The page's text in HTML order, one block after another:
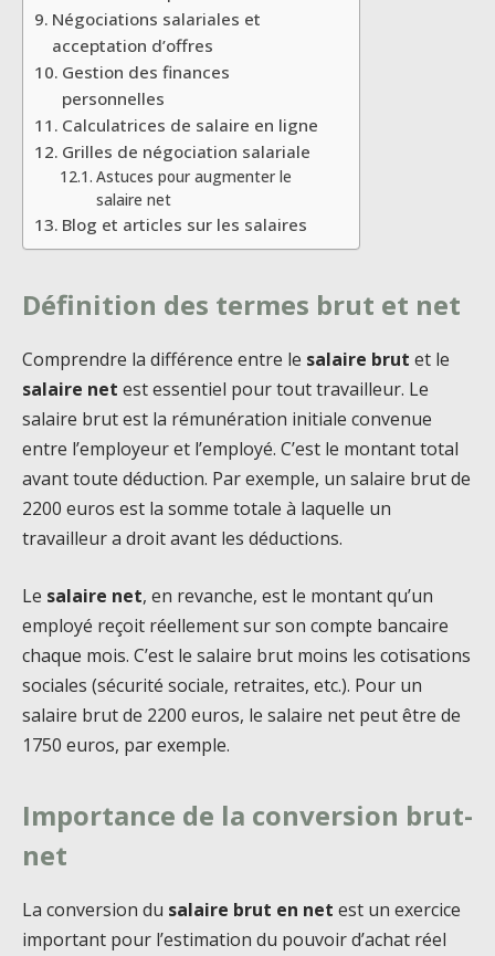
Négociations salariales et
acceptation d’offres
Gestion des finances
personnelles
Calculatrices de salaire en ligne
Grilles de négociation salariale
Astuces pour augmenter le
salaire net
Blog et articles sur les salaires
Définition des termes brut et net
Comprendre la différence entre le salaire brut et le
salaire net est essentiel pour tout travailleur. Le
salaire brut est la rémunération initiale convenue
entre l’employeur et l’employé. C’est le montant total
avant toute déduction. Par exemple, un salaire brut de
2200 euros est la somme totale à laquelle un
travailleur a droit avant les déductions.
Le salaire net, en revanche, est le montant qu’un
employé reçoit réellement sur son compte bancaire
chaque mois. C’est le salaire brut moins les cotisations
sociales (sécurité sociale, retraites, etc.). Pour un
salaire brut de 2200 euros, le salaire net peut être de
1750 euros, par exemple.
Importance de la conversion brut-
net
La conversion du salaire brut en net est un exercice
important pour l’estimation du pouvoir d’achat réel